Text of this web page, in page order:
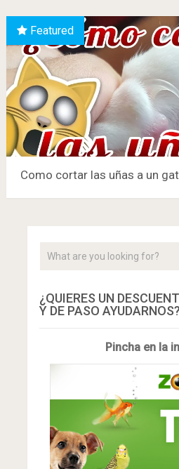
Featured
Como cortar las uñas a un
¿QUIERES UN
Y DE PASO AYUDARNOS?
Pincha en la